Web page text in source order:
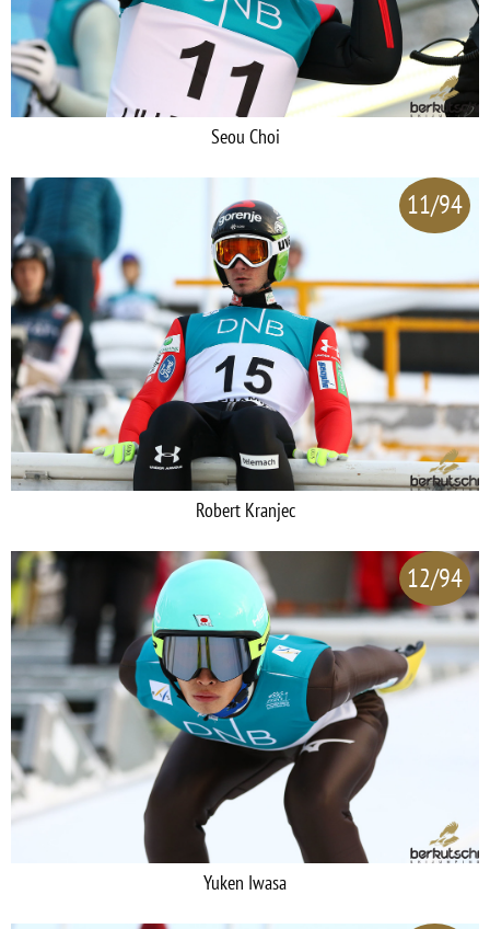
Seou Choi
11/94
Robert Kranjec
12/94
Yuken Iwasa